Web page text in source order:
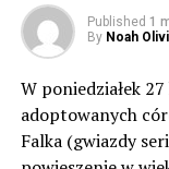
Published 1
By Noah
W poniedziałek
adoptowanych
Falka (gwiazdy